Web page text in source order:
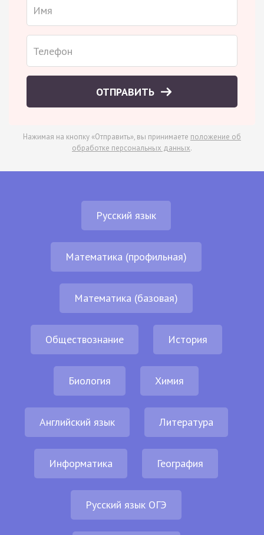
ОТПРАВИТЬ
Нажимая на кнопку «Отправить», вы принимаете положение об
обработке персональных данных.
Русский язык
Математика (профильная)
Математика (базовая)
Обществознание История
Биология Химия
Английский язык Литература
Информатика География
Русский язык ОГЭ